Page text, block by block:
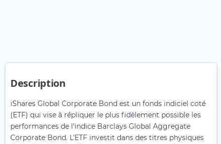
Description
iShares Global Corporate Bond est un fonds indiciel coté
(ETF) qui vise à répliquer le plus fidèlement possible les
performances de l'indice Barclays Global Aggregate
Corporate Bond. L’ETF investit dans des titres physiques